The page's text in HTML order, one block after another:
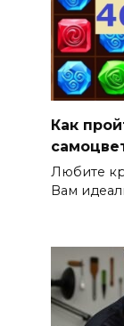
Как
Любите
Вам